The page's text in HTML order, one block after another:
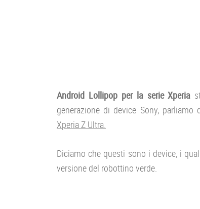
Android Lollipop per la serie Xperia
generazione di device Sony, parliamo
Xperia Z Ultra.
Diciamo che questi sono i device, i
versione del robottino verde.